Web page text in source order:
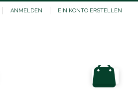
ANMELDEN EIN KONTO ERSTELLEN